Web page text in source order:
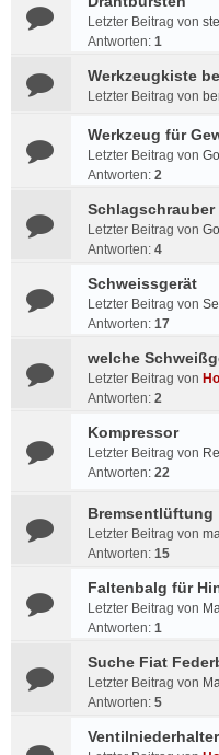
Letzter Beitrag von
Antworten: 1
Werkzeugkiste
Letzter Beitrag von
Werkzeug für
Letzter Beitrag von
Antworten: 2
Schlagschrauber
Letzter Beitrag von
Antworten: 4
Schweissgerät
Letzter Beitrag von
Antworten: 17
welche
Letzter Beitrag von
Antworten: 2
Kompressor
Letzter Beitrag von
Antworten: 22
Bremsentlüftung
Letzter Beitrag von
Antworten: 15
Faltenbalg für
Letzter Beitrag von
Antworten: 1
Suche Fiat
Letzter Beitrag von
Antworten: 5